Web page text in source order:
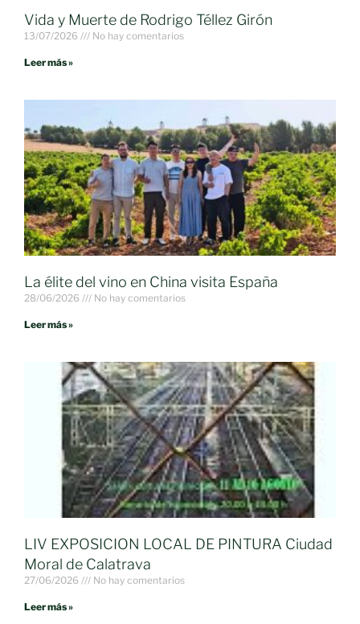
Vida y Muerte de Rodrigo Téllez Girón
13/07/2026 No hay comentarios
Leer más »
La élite del vino en China visita España
28/06/2026 No hay comentarios
Leer más »
LIV EXPOSICION LOCAL DE PINTURA Ciudad
Moral de Calatrava
27/06/2026 No hay comentarios
Leer más »